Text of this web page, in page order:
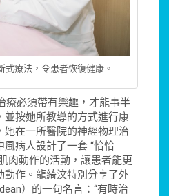
式療法，令患者恢復健康。
必須帶有樂趣，才能事半
並按她所教導的方式進行康
在一所醫院的神經物理治
病人設計了一套 “恰恰
肉動作的活動，讓患者能更
動作。龍綺汶特別分享了外
）的一句名言：“有時治